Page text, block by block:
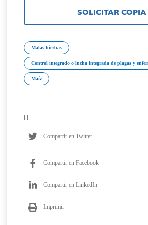
SOLICITAR COPIA
Malas hierbas
Control integrado o lucha integrada de plagas y
Maíz
Compartir en Twitter
Compartir en Facebook
Compartir en LinkedIn
Imprimir